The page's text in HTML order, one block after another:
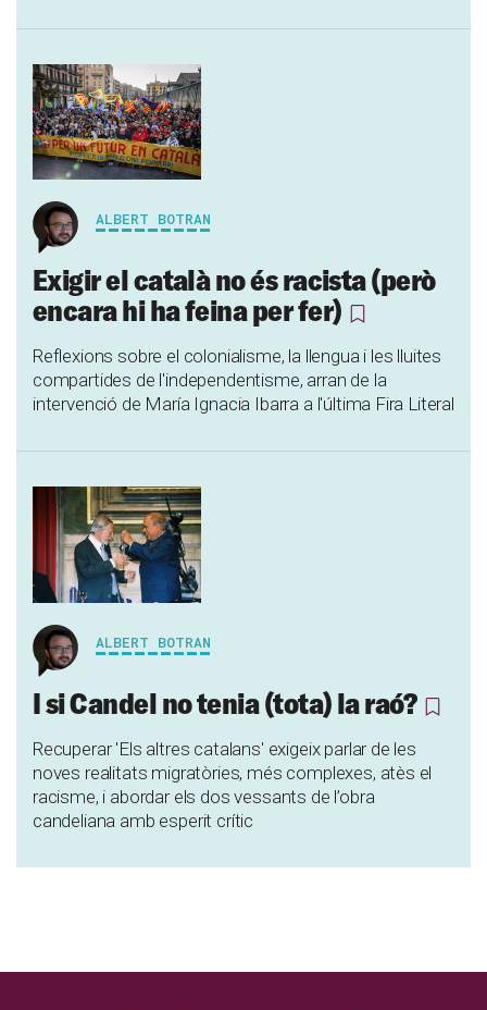
ALBERT BOTRAN
Exigir el català no és racista (però
encara hi ha feina per fer)
Reflexions sobre el colonialisme, la llengua i les lluites
compartides de l'independentisme, arran de la
intervenció de María Ignacia Ibarra a l'última Fira Literal
ALBERT BOTRAN
I si Candel no tenia (tota) la raó?
Recuperar 'Els altres catalans' exigeix parlar de les
noves realitats migratòries, més complexes, atès el
racisme, i abordar els dos vessants de l’obra
candeliana amb esperit crític